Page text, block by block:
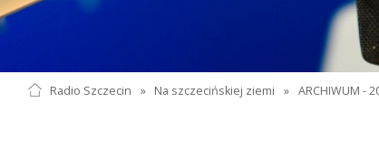
Radio Szczecin » Na szczecińskiej ziemi » ARCHIWUM -